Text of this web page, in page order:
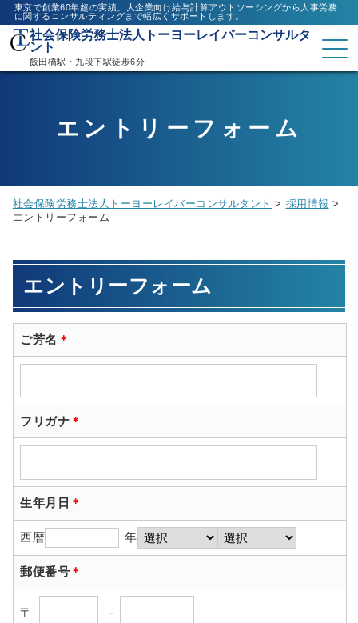
東京で創業60年超の実績。大企業向け給与計算アウトソーシングから人事労務
に関するコンサルティングまで幅広くサポートします。
社会保険労務士法人トーヨーレイバーコンサルタ
ント
飯田橋駅・九段下駅徒歩6分
エントリーフォーム
社会保険労務士法人トーヨーレイバーコンサルタント > 採用情報 >
エントリーフォーム
エントリーフォーム
ご芳名 ＊
フリガナ ＊
生年月日 ＊
西暦 年
郵便番号 ＊
〒 -